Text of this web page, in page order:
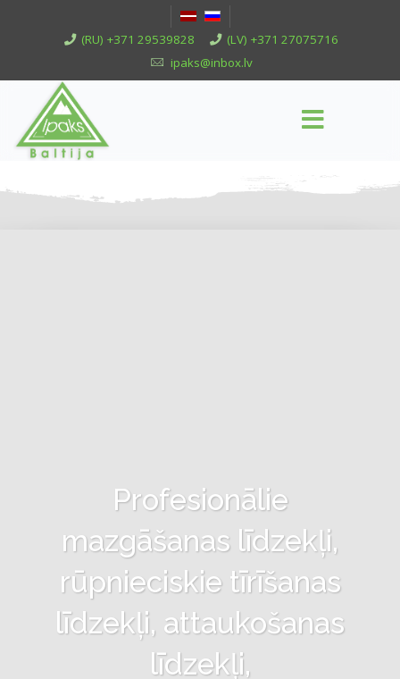
(RU) +371 29539828
(LV) +371 27075716
ipaks@inbox.lv
Profesionālie
mazgāšanas līdzekļi,
rūpnieciskie tīrīšanas
līdzekļi, attaukošanas
līdzekļi,